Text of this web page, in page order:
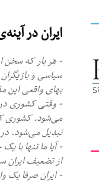
ایران در
- هر بار که سخن
سیاسی و
بهای واقعی این
- وقتی کشوری در
می‌شود. کشوری
تبدیل می‌شود.
- آیا ما تنها با
از تضعیف ایران
- ایران صرفا